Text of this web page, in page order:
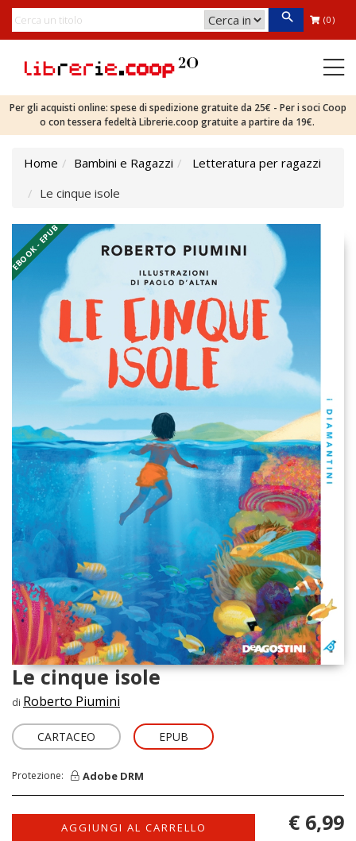
(0)
Per gli acquisti online: spese di spedizione gratuite da 25€ - Per i soci Coop
o con tessera fedeltà Librerie.coop gratuite a partire da 19€.
Home Bambini e Ragazzi
Letteratura per ragazzi
Le cinque isole
EBOOK - EPUB
Le cinque isole
di Roberto Piumini
CARTACEO EPUB
Protezione: Adobe DRM
AGGIUNGI AL CARRELLO € 6,99